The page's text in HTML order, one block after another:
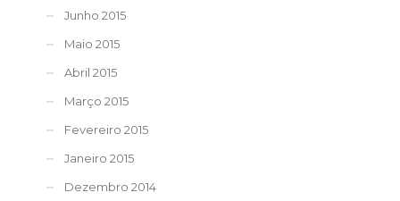
Junho 2015
Maio 2015
Abril 2015
Março 2015
Fevereiro 2015
Janeiro 2015
Dezembro 2014